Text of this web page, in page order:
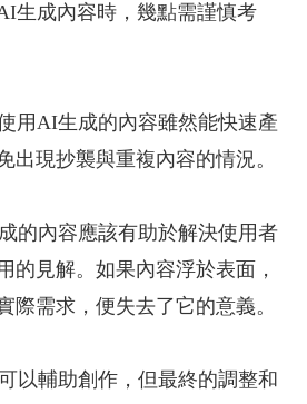
生成內容時，幾點需謹慎考
用AI生成的內容雖然能快速產
出現抄襲與重複內容的情況。
的內容應該有助於解決使用者
的見解。如果內容浮於表面，
際需求，便失去了它的意義。
以輔助創作，但最終的調整和